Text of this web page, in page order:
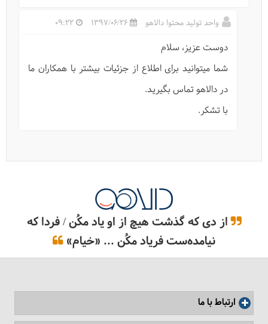
واحد تولید محتوا دالاهو 1397/06/26
09:22
دوست عزیز، سلام
شما می‎توانید برای اطلاع از جزئیات بیشتر با همکاران ما
در دالاهو تماس بگیرید.
با تشکر.
از دی که گذشت هیچ از او یاد مکُن / فردا که
نیامده‌ست فریاد مکُن ... «خیام»
ارتباط با ما